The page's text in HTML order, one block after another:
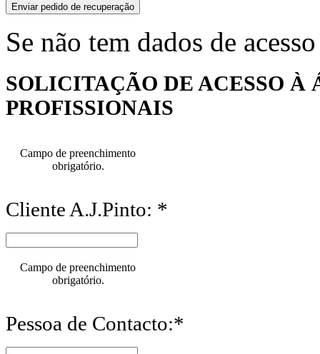
Enviar pedido de recuperação
Se não tem dados de
SOLICITAÇÃO DE ACESSO À
PROFISSIONAIS
Campo de preenchimento
obrigatório.
Cliente A.J.Pinto: *
Campo de preenchimento
obrigatório.
Pessoa de Contacto:*